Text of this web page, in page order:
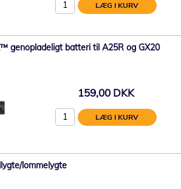
LÆG I KURV
genopladeligt batteri til A25R og GX20
159,00 DKK
LÆG I KURV
lommelygte